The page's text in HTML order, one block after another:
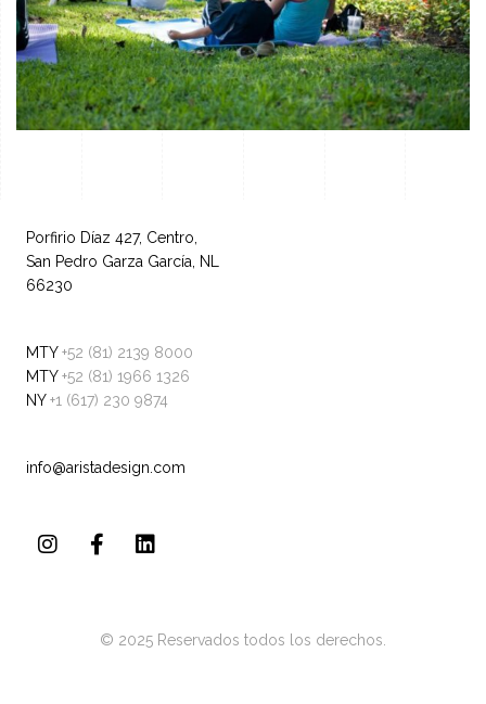
Porfirio Díaz 427, Centro,
San Pedro Garza García, NL
66230
MTY+52 (81) 2139 8000
MTY+52 (81) 1966 1326
NY+1 (617) 230 9874
info@aristadesign.com
© 2025 Reservados todos los derechos.